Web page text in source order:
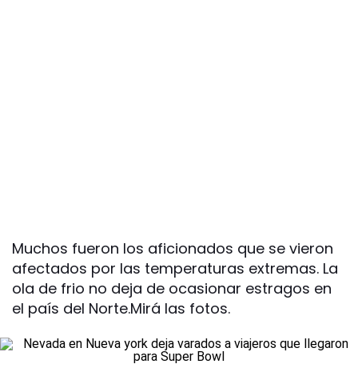
Muchos fueron los aficionados que se vieron
afectados por las temperaturas extremas. La
ola de frio no deja de ocasionar estragos en
el país del Norte.Mirá las fotos.